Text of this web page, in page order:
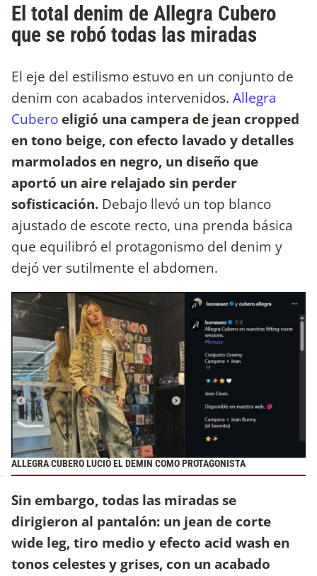
El total denim de Allegra Cubero
que se robó todas las miradas
El eje del estilismo estuvo en un conjunto de
denim con acabados intervenidos. Allegra
Cubero eligió una campera de jean cropped
en tono beige, con efecto lavado y detalles
marmolados en negro, un diseño que
aportó un aire relajado sin perder
sofisticación. Debajo llevó un top blanco
ajustado de escote recto, una prenda básica
que equilibró el protagonismo del denim y
dejó ver sutilmente el abdomen.
ALLEGRA CUBERO LUCIÓ EL DEMIN COMO PROTAGONISTA
Sin embargo, todas las miradas se
dirigieron al pantalón: un jean de corte
wide leg, tiro medio y efecto acid wash en
tonos celestes y grises, con un acabado